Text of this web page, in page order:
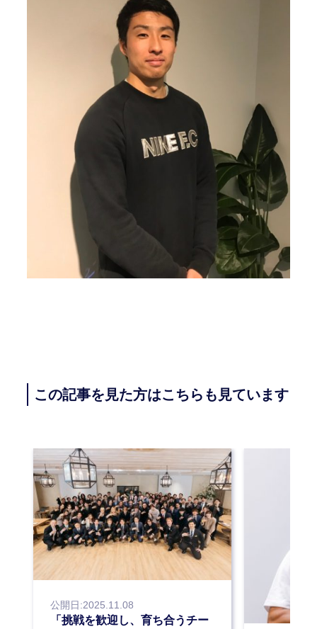
この記事を見た方はこちらも見ています
公開日:2025.11.08
「挑戦を歓迎し、育ち合うチー